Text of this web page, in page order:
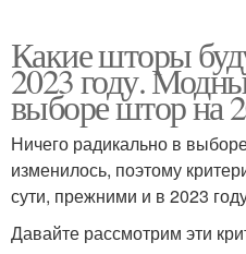
Какие шторы
2023 году.
выборе штор на
Ничего радикально в
изменилось, поэтому
сути, прежними и в 2023
Давайте рассмотрим эти